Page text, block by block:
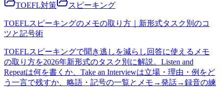
TOEFL対策 スピーキング
TOEFLスピーキングのメモの取り方｜新形式タスク別のコ
ツと記号術
TOEFLスピーキングで聞き逃しを減らし回答に使えるメモ
の取り方を2026年新形式のタスク別に解説。Listen and
Repeatは何を書くか、Take an Interviewは立場・理由・例をど
う一言で残すか、略語・記号の一覧とメモ→発話→録音の練